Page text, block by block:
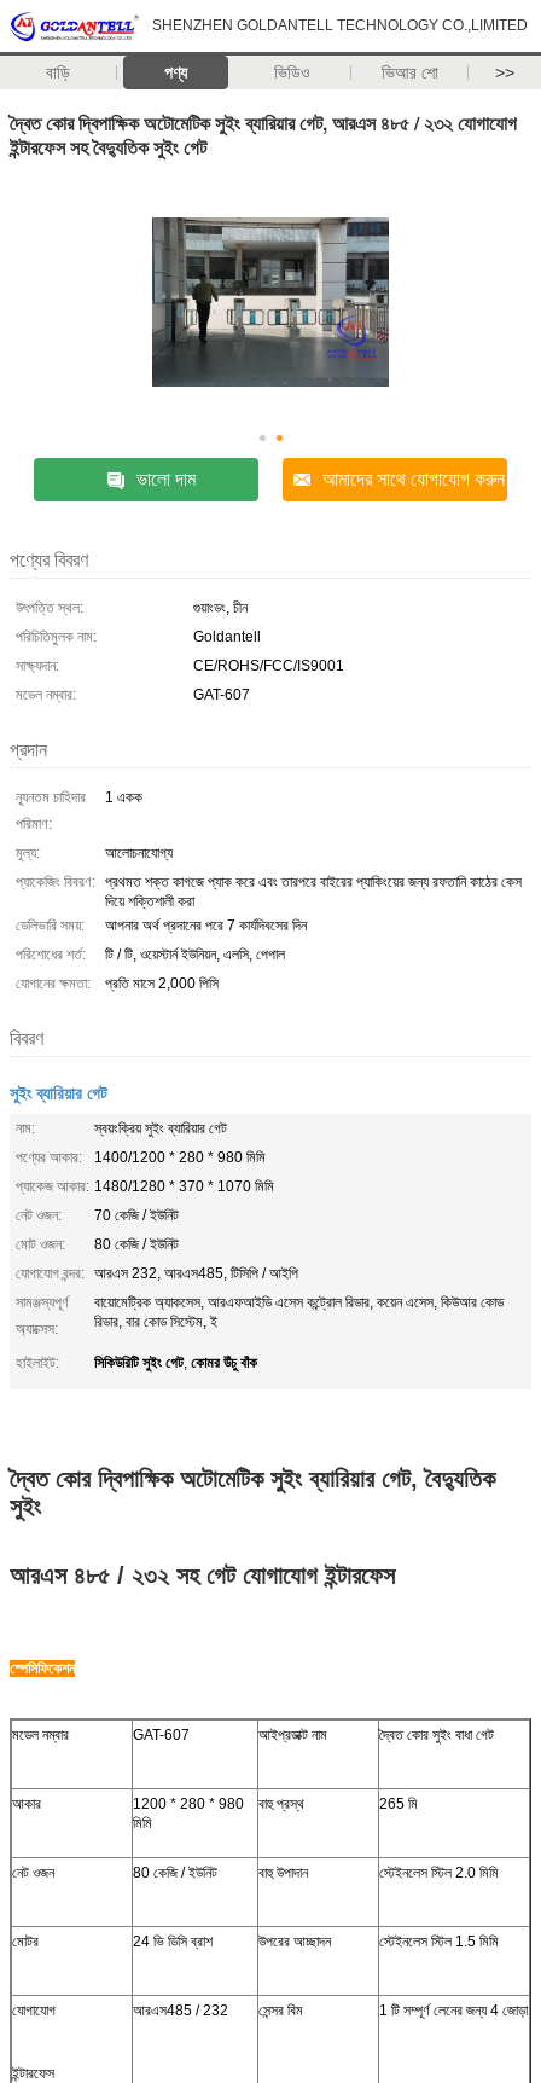
SHENZHEN GOLDANTELL TECHNOLOGY CO.,LIMITED
বাড়ি পণ্য ভিডিও ভিআর শো >>
দ্বৈত কোর দ্বিপাক্ষিক অটোমেটিক সুইং ব্যারিয়ার গেট, আরএস ৪৮৫ / ২৩২ যোগাযোগ
ইন্টারফেস সহ বৈদ্যুতিক সুইং গেট
ভালো দাম আমাদের সাথে যোগাযোগ করুন
পণ্যের বিবরণ
উৎপত্তি স্থল:
গুয়াংডং, চীন
পরিচিতিমুলক নাম:
Goldantell
সাক্ষ্যদান:
CE/ROHS/FCC/IS9001
মডেল নম্বার:
GAT-607
প্রদান
ন্যূনতম চাহিদার
পরিমাণ:
1 একক
মূল্য:
আলোচনাযোগ্য
প্যাকেজিং বিবরণ: প্রথমত শক্ত কাগজে প্যাক করে এবং তারপরে বাইরের প্যাকিংয়ের জন্য রফতানি কাঠের কেস
দিয়ে শক্তিশালী করা
ডেলিভারি সময়:
আপনার অর্থ প্রদানের পরে 7 কার্যদিবসের দিন
পরিশোধের শর্ত:
টি / টি, ওয়েস্টার্ন ইউনিয়ন, এলসি, পেপাল
যোগানের ক্ষমতা:
প্রতি মাসে 2,000 পিসি
বিবরণ
সুইং ব্যারিয়ার গেট
নাম:
স্বয়ংক্রিয় সুইং ব্যারিয়ার গেট
পণ্যের আকার:
1400/1200 * 280 * 980 মিমি
প্যাকেজ আকার: 1480/1280 * 370 * 1070 মিমি
নেট ওজন:
70 কেজি / ইউনিট
মোট ওজন:
80 কেজি / ইউনিট
যোগাযোগ বন্দর: আরএস 232, আরএস485, টিসিপি / আইপি
সামঞ্জস্যপূর্ণ
অ্যাক্সেস:
বায়োমেট্রিক অ্যাকসেস, আরএফআইডি এসেস কন্ট্রোল রিডার, কয়েন এসেস, কিউআর কোড
রিডার, বার কোড সিস্টেম, ই
হাইলাইট: সিকিউরিটি সুইং গেট, কোমর উঁচু বাঁক
দ্বৈত কোর দ্বিপাক্ষিক অটোমেটিক সুইং ব্যারিয়ার গেট, বৈদ্যুতিক
সুইং
আরএস ৪৮৫ / ২৩২ সহ গেট যোগাযোগ ইন্টারফেস
স্পেসিফিকেশন
মডেল নম্বার GAT-607 আইপ্রডাক্ট নাম দ্বৈত কোর সুইং বাধা গেট
আকার
1200 * 280 * 980
মিমি
বাহু প্রস্থ 265 মি
নেট ওজন 80 কেজি / ইউনিট বাহু উপাদান স্টেইনলেস স্টিল 2.0 মিমি
মোটর 24 ভি ডিসি ব্রাশ উপরের আচ্ছাদন স্টেইনলেস স্টিল 1.5 মিমি
যোগাযোগ
ইন্টারফেস
আরএস485 / 232 সেন্সর বিম 1 টি সম্পূর্ণ লেনের জন্য 4 জোড়া